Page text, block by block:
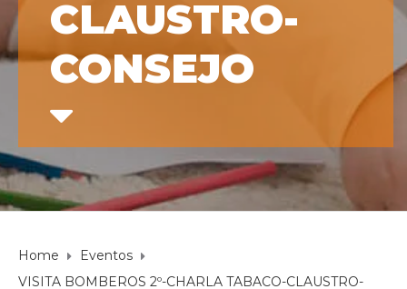
CLAUSTRO-
CONSEJO
Home
Eventos
VISITA BOMBEROS 2º-CHARLA TABACO-CLAUSTRO-